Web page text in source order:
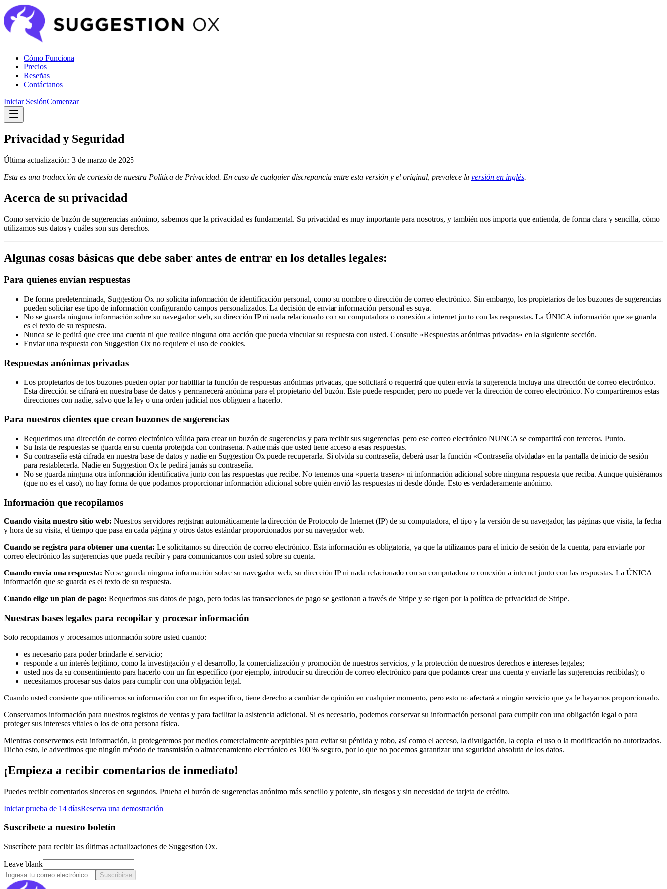
Cómo Funciona
Precios
Reseñas
Contáctanos
Iniciar SesiónComenzar
Privacidad y Seguridad
Última actualización: 3 de marzo de 2025
Esta es una traducción de cortesía de nuestra Política de Privacidad. En caso de cualquier discrepancia entre esta versión y el original, prevalece la versión en inglés.
Acerca de su privacidad
Como servicio de buzón de sugerencias anónimo, sabemos que la privacidad es fundamental. Su privacidad es muy importante para nosotros, y también nos importa que entienda, de forma clara y sencilla, cómo
utilizamos sus datos y cuáles son sus derechos.
Algunas cosas básicas que debe saber antes de entrar en los detalles legales:
Para quienes envían respuestas
De forma predeterminada, Suggestion Ox no solicita información de identificación personal, como su nombre o dirección de correo electrónico. Sin embargo, los propietarios de los buzones de sugerencias
pueden solicitar ese tipo de información configurando campos personalizados. La decisión de enviar información personal es suya.
No se guarda ninguna información sobre su navegador web, su dirección IP ni nada relacionado con su computadora o conexión a internet junto con las respuestas. La ÚNICA información que se guarda
es el texto de su respuesta.
Nunca se le pedirá que cree una cuenta ni que realice ninguna otra acción que pueda vincular su respuesta con usted. Consulte «Respuestas anónimas privadas» en la siguiente sección.
Enviar una respuesta con Suggestion Ox no requiere el uso de cookies.
Respuestas anónimas privadas
Los propietarios de los buzones pueden optar por habilitar la función de respuestas anónimas privadas, que solicitará o requerirá que quien envía la sugerencia incluya una dirección de correo electrónico.
Esta dirección se cifrará en nuestra base de datos y permanecerá anónima para el propietario del buzón. Este puede responder, pero no puede ver la dirección de correo electrónico. No compartiremos estas
direcciones con nadie, salvo que la ley o una orden judicial nos obliguen a hacerlo.
Para nuestros clientes que crean buzones de sugerencias
Requerimos una dirección de correo electrónico válida para crear un buzón de sugerencias y para recibir sus sugerencias, pero ese correo electrónico NUNCA se compartirá con terceros. Punto.
Su lista de respuestas se guarda en su cuenta protegida con contraseña. Nadie más que usted tiene acceso a esas respuestas.
Su contraseña está cifrada en nuestra base de datos y nadie en Suggestion Ox puede recuperarla. Si olvida su contraseña, deberá usar la función «Contraseña olvidada» en la pantalla de inicio de sesión
para restablecerla. Nadie en Suggestion Ox le pedirá jamás su contraseña.
No se guarda ninguna otra información identificativa junto con las respuestas que recibe. No tenemos una «puerta trasera» ni información adicional sobre ninguna respuesta que reciba. Aunque quisiéramos
(que no es el caso), no hay forma de que podamos proporcionar información adicional sobre quién envió las respuestas ni desde dónde. Esto es verdaderamente anónimo.
Información que recopilamos
Cuando visita nuestro sitio web: Nuestros servidores registran automáticamente la dirección de Protocolo de Internet (IP) de su computadora, el tipo y la versión de su navegador, las páginas que visita, la fecha
y hora de su visita, el tiempo que pasa en cada página y otros datos estándar proporcionados por su navegador web.
Cuando se registra para obtener una cuenta: Le solicitamos su dirección de correo electrónico. Esta información es obligatoria, ya que la utilizamos para el inicio de sesión de la cuenta, para enviarle por
correo electrónico las sugerencias que pueda recibir y para comunicarnos con usted sobre su cuenta.
Cuando envía una respuesta: No se guarda ninguna información sobre su navegador web, su dirección IP ni nada relacionado con su computadora o conexión a internet junto con las respuestas. La ÚNICA
información que se guarda es el texto de su respuesta.
Cuando elige un plan de pago: Requerimos sus datos de pago, pero todas las transacciones de pago se gestionan a través de Stripe y se rigen por la política de privacidad de Stripe.
Nuestras bases legales para recopilar y procesar información
Solo recopilamos y procesamos información sobre usted cuando:
es necesario para poder brindarle el servicio;
responde a un interés legítimo, como la investigación y el desarrollo, la comercialización y promoción de nuestros servicios, y la protección de nuestros derechos e intereses legales;
usted nos da su consentimiento para hacerlo con un fin específico (por ejemplo, introducir su dirección de correo electrónico para que podamos crear una cuenta y enviarle las sugerencias recibidas); o
necesitamos procesar sus datos para cumplir con una obligación legal.
Cuando usted consiente que utilicemos su información con un fin específico, tiene derecho a cambiar de opinión en cualquier momento, pero esto no afectará a ningún servicio que ya le hayamos proporcionado.
Conservamos información para nuestros registros de ventas y para facilitar la asistencia adicional. Si es necesario, podemos conservar su información personal para cumplir con una obligación legal o para
proteger sus intereses vitales o los de otra persona física.
Mientras conservemos esta información, la protegeremos por medios comercialmente aceptables para evitar su pérdida y robo, así como el acceso, la divulgación, la copia, el uso o la modificación no autorizados.
Dicho esto, le advertimos que ningún método de transmisión o almacenamiento electrónico es 100 % seguro, por lo que no podemos garantizar una seguridad absoluta de los datos.
¡Empieza a recibir comentarios de inmediato!
Puedes recibir comentarios sinceros en segundos. Prueba el buzón de sugerencias anónimo más sencillo y potente, sin riesgos y sin necesidad de tarjeta de crédito.
Iniciar prueba de 14 díasReserva una demostración
Suscríbete a nuestro boletín
Suscríbete para recibir las últimas actualizaciones de Suggestion Ox.
Leave blank
Suscribirse